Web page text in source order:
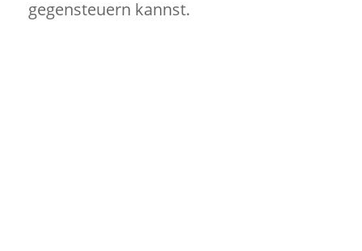
gegensteuern kannst.